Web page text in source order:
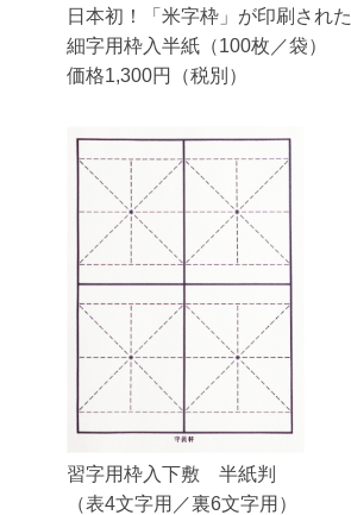
日本初！「米字枠」が印刷された
細字用枠入半紙（100枚／袋）
価格1,300円（税別）
習字用枠入下敷 半紙判
（表4文字用／裏6文字用）